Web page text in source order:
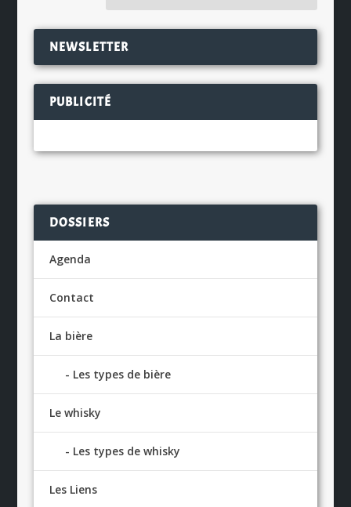
NEWSLETTER
PUBLICITÉ
DOSSIERS
Agenda
Contact
La bière
Les types de bière
Le whisky
Les types de whisky
Les Liens